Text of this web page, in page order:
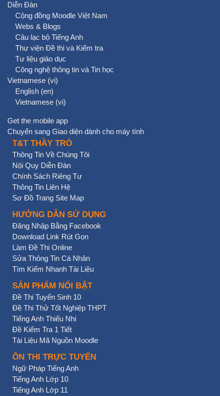
Diễn Đàn
Cộng đồng Moodle Việt Nam
Webs & Blogs
Câu lạc bộ Tiếng Anh
Thư viện Đề thi và Kiểm tra
Tư liệu giáo dục
Công nghệ thông tin và Tin học
Vietnamese ‎(vi)‎
English ‎(en)‎
Vietnamese ‎(vi)‎
Get the mobile app
Chuyển sang Giao diện dành cho máy tính
T&T THẦY TRÒ
Thông Tin Về Chúng Tôi
Nội Quy Diễn Đàn
Chính Sách Riêng Tư
Thông Tin Liên Hệ
Sơ Đồ Trang Site Map
HƯỚNG DẪN SỬ DỤNG
Đăng Nhập Bằng Facebook
Download Link Rút Gọn
Làm Đề Thi Online
Sửa Thông Tin Cá Nhân
Tìm Kiếm Nhanh Tài Liệu
SẢN PHẨM NỔI BẬT
Đề Thi Tuyển Sinh 10
Đề Thi Thử Tốt Nghiệp THPT
Tiếng Anh Thiếu Nhi
Đề Kiểm Tra 1 Tiết
Tài Liệu Mã Nguồn Moodle
ÔN THI TRỰC TUYẾN
Ngữ Pháp Tiếng Anh
Tiếng Anh Lớp 10
Tiếng Anh Lớp 11